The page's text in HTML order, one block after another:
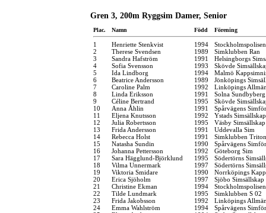
Gren 3, 200m Ryggsim Damer, Senior
Plac. Namn Född Förening
1 Henriette Stenkvist 1994
2
Therese Svendsen 1989
Simklubben Ran
3
Sandra Hafström 1991
Helsingborgs
4
Sofia Svensson 1993
Skövde
5
Ida Lindborg 1994
Malmö
6
Beatrice Andersson 1989
Jönköpings
7
Caroline Palm 1992
Linköpings
8
Linda Eriksson 1991
Solna
9
Céline Bertrand 1995
Skövde
10
Anna Åhlin 1991
Spårvägens
11
Eljena Knutsson 1992
Ystads Simsällskap
12
Julia Robertsson 1995
Väsby Simsällskap
13
Frida Andersson 1991
Uddevalla Sim
14
Rebecca Holst 1991
Simklubben Triton
15
Natasha Sundin 1990
Spårvägens
16
Johanna Pettersson 1992
Göteborg Sim
17
Sara Hägglund-Björklund 1995
Södertörns
18
Vilma Unnermark 1997
Södertörns
19
Viktoria Smidare 1990
Norrköpings
20
Erica Sjöholm 1997
Sjöbo Simsällskap
21
Christine Ekman 1994
22
Tilde Lundmark 1995
Simklubben S 02
23
Frida Jakobsson 1992
Linköpings
24
Emma Wahlström 1994
Spårvägens